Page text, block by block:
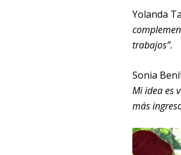
Yolanda
trabajos”.
Sonia
Mi idea es
más